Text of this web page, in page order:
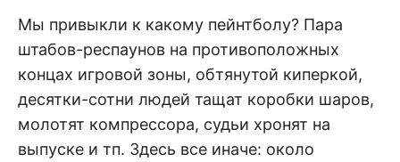
Мы привыкли к какому пейнтболу? Пара
штабов-респаунов на противоположных
концах игровой зоны, обтянутой киперкой,
десятки-сотни людей тащат коробки шаров,
молотят компрессора, судьи хронят на
выпуске и тп. Здесь все иначе: около